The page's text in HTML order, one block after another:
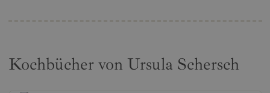
Kochbücher von Ursula Schersch